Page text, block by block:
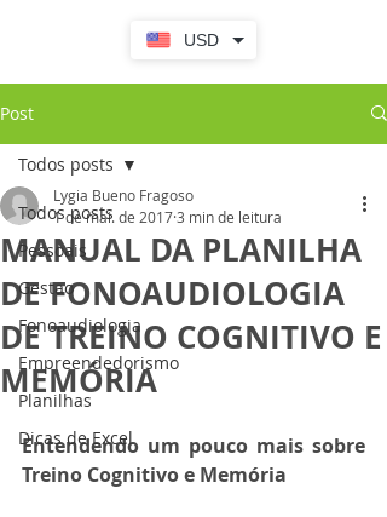
USD
Post
Todos posts
Pessoais
Gestao
Fonoaudiologia
Empreendedorismo
Planilhas
Dicas de Excel
Todos posts
MANUAL DA PLANILHA
DE FONOAUDIOLOGIA
DE TREINO COGNITIVO E
MEMÓRIA
Lygia Bueno Fragoso
1 de mai. de 20173 min de leitura
Entendendo um pouco mais sobre
Treino Cognitivo e Memória